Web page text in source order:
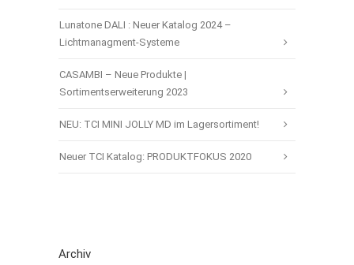
Lunatone DALI : Neuer Katalog 2024 –
Lichtmanagment-Systeme
CASAMBI – Neue Produkte |
Sortimentserweiterung 2023
NEU: TCI MINI JOLLY MD im Lagersortiment!
Neuer TCI Katalog: PRODUKTFOKUS 2020
Archiv